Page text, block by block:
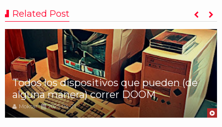
Related Post
Todos los dispositivos que pueden (de
alguna manera) correr DOOM
Moktar 2025-04-21